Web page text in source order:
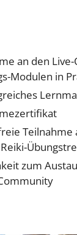
an den
Modulen in
Teilnahme
zum